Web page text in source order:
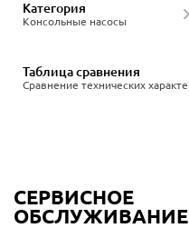
Консольные насосы
Категория
Сравнение технических
Таблица сравнения
СЕРВИСНОЕ
ОБСЛУЖИВАНИЕ